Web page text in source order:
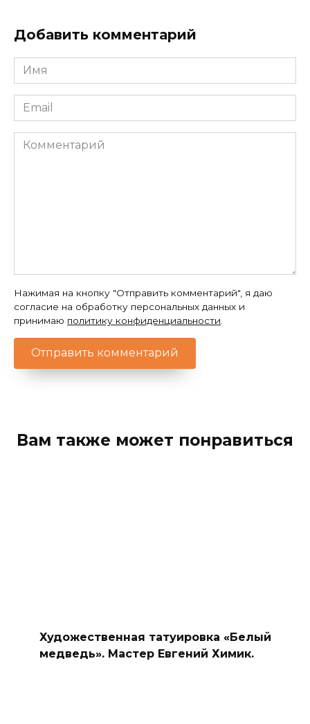
Добавить комментарий
Имя
*
Email
*
Комментарий
Нажимая на кнопку "Отправить комментарий", я даю
согласие на обработку персональных данных и
принимаю политику конфиденциальности
Вам также может понравиться
Художественная татуировка «Белый
медведь». Мастер Евгений Химик.